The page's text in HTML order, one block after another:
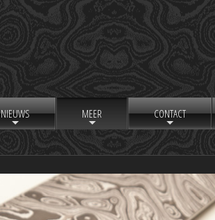
NIEUWS MEER CONTACT